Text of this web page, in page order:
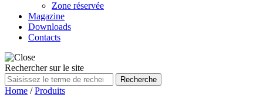
Zone réservée
Magazine
Downloads
Contacts
Rechercher sur le site
Recherche
Home /Produits